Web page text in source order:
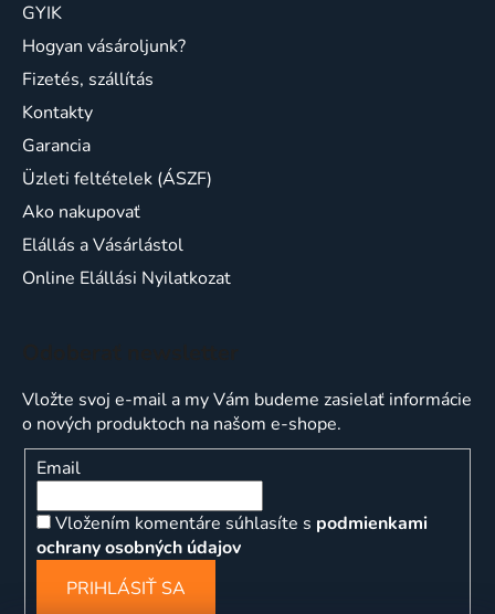
GYIK
Hogyan vásároljunk?
Fizetés, szállítás
Kontakty
Garancia
Üzleti feltételek (ÁSZF)
Ako nakupovať
Elállás a Vásárlástol
Online Elállási Nyilatkozat
Vložte svoj e-mail a my Vám budeme zasielať informácie
o nových produktoch na našom e-shope.
Email
Vložením komentáre súhlasíte s podmienkami
ochrany osobných údajov
PRIHLÁSIŤ SA